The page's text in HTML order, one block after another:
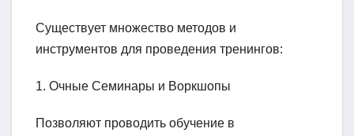
Существует множество методов и
инструментов для проведения тренингов:
1. Очные Семинары и Воркшопы
Позволяют проводить обучение в